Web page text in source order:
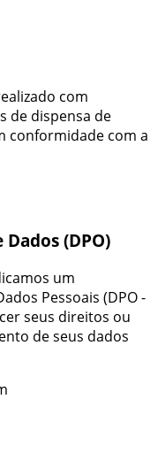
com
de dispensa de
conformidade com a
(DPO)
um
Pessoais (DPO -
seus direitos ou
de seus dados